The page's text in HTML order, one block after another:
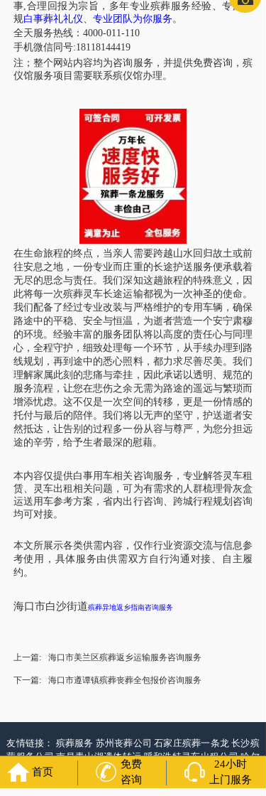
事,合理回报为宗旨，多年专业殡葬服务经验、专注正
规白事葬礼礼仪、 专业团队为你服务。
全天服务热线：4000-011-110
手机微信同号:18118144419
注；整个网站内容均为咨询服务，并提供免费咨询，殡
仪馆服务项目需要联系殡仪馆办理。
在生命旅程的终点，当亲人需要跨越山水回归故土或前
往安息之地，一份专业而庄重的长途护送服务便承载着
无尽的思念与责任。我们深知这趟旅程的特殊意义，因
此将每一次殡葬灵车长途运输都视为一次神圣的使命。
我们配备了经过专业改装与严格维护的专用车辆，确保
路途中的平稳、安全与恒温，为逝者营造一个安宁肃穆
的环境。经验丰富的服务团队将以高度的责任心与同理
心，全程守护，细致处理每一个环节，从手续办理到路
线规划，再到途中的悉心照料，都力求尽善尽美。我们
理解家属此刻的悲痛与牵挂，因此承诺以透明、规范的
服务流程，让您在悲伤之余无需为路途的遥远与繁琐而
增添忧虑。这不仅是一次空间的转移，更是一份情感的
托付与最后的陪伴。我们将以无声的坚守，护送逝者安
然抵达，让告别的过程多一份从容与尊严，为您分担远
途的辛劳，给予生者最深的慰藉。
本内容仅提供白事用车相关咨询服务，专业解答灵车租
赁、灵车出租相关问题，可为有需求的人群梳理骨灰盒
运送用车参考方案，省内出行咨询、跨城行程规划咨询
均可对接。
本文所展示各类供需内容，仅作行业资源交流与信息参
考使用，具体服务由供需双方自行沟通对接、自主履
约。
海口市白沙街道殡葬异地返乡指南咨询服务
上一篇: 海口市美兰区殡葬返乡运输服务咨询服务
下一篇: 海口市遵谭镇殡葬丧葬全包报价咨询服务
友情链接： 殡葬服务 苏州丧葬公司石家庄殡葬一条龙长沙殡
葬服务公司南昌青山湖遗体转运呼和浩特灵车出租公司哈尔
滨道里区丧葬用品
西宁城东区白事服务
潍坊奎文区殡仪馆服
务 乳山寿衣店铺 杭州上城区灵堂布置 沈阳浑南区殡葬平台中
首页
免费
咨询
24小时
上门服务